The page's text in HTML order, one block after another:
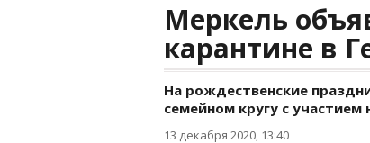
Меркель
карантине в
На рождественские
семейном кругу с участием
13 декабря 2020, 13:40